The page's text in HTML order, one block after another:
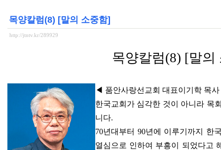
목양칼럼(8) [말의 소중함]
http://jtntv.kr/289929
목양칼럼(8) [말의
◀ 품안사랑선교회 대표이기학 목
한국교회가 심각한 것이 아니라 목
니다.
70년대부터 90년에 이루기까지 한
열심으로 인하여 부흥이 되었다고